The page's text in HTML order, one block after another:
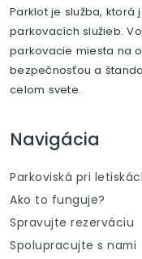
Parklot je služba, ktorá
parkovacích služieb.
parkovacie miesta na
bezpečnosťou a
celom svete.
Navigácia
Parkoviská pri
Ako to funguje?
Spravujte rezerváciu
Spolupracujte s nami